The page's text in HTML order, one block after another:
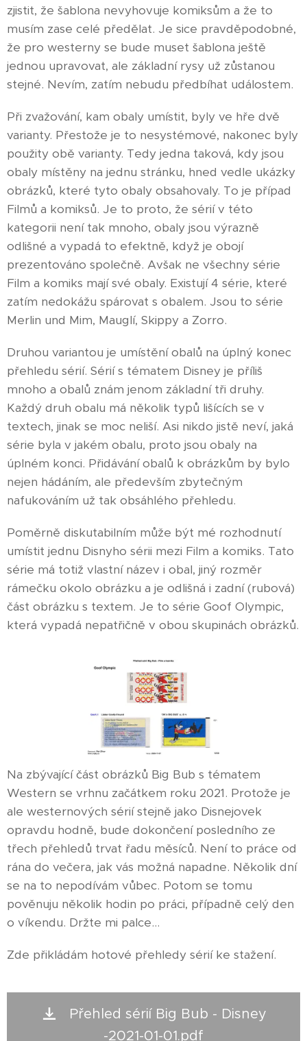
zjistit, že šablona nevyhovuje komiksům a že to
musím zase celé předělat. Je sice pravděpodobné,
že pro westerny se bude muset šablona ještě
jednou upravovat, ale základní rysy už zůstanou
stejné. Nevím, zatím nebudu předbíhat událostem.
Při zvažování, kam obaly umístit, byly ve hře dvě
varianty. Přestože je to nesystémové, nakonec byly
použity obě varianty. Tedy jedna taková, kdy jsou
obaly místěny na jednu stránku, hned vedle ukázky
obrázků, které tyto obaly obsahovaly. To je případ
Filmů a komiksů. Je to proto, že sérií v této
kategorii není tak mnoho, obaly jsou výrazně
odlišné a vypadá to efektně, když je obojí
prezentováno společně. Avšak ne všechny série
Film a komiks mají své obaly. Existují 4 série, které
zatím nedokážu spárovat s obalem. Jsou to série
Merlin und Mim, Mauglí, Skippy a Zorro.
Druhou variantou je umístění obalů na úplný konec
přehledu sérií. Sérií s tématem Disney je příliš
mnoho a obalů znám jenom základní tři druhy.
Každý druh obalu má několik typů lišících se v
textech, jinak se moc neliší. Asi nikdo jistě neví, jaká
série byla v jakém obalu, proto jsou obaly na
úplném konci. Přidávání obalů k obrázkům by bylo
nejen hádáním, ale především zbytečným
nafukováním už tak obsáhlého přehledu.
Poměrně diskutabilním může být mé rozhodnutí
umístit jednu Disnyho sérii mezi Film a komiks. Tato
série má totiž vlastní název i obal, jiný rozměr
rámečku okolo obrázku a je odlišná i zadní (rubová)
část obrázku s textem. Je to série Goof Olympic,
která vypadá nepatřičně v obou skupinách obrázků.
Na zbývající část obrázků Big Bub s tématem
Western se vrhnu začátkem roku 2021. Protože je
ale westernových sérií stejně jako Disnejovek
opravdu hodně, bude dokončení posledního ze
třech přehledů trvat řadu měsíců. Není to práce od
rána do večera, jak vás možná napadne. Několik dní
se na to nepodívám vůbec. Potom se tomu
pověnuju několik hodin po práci, případně celý den
o víkendu. Držte mi palce...
Zde přikládám hotové přehledy sérií ke stažení.
Přehled sérií Big Bub - Disney
-2021-01-01.pdf